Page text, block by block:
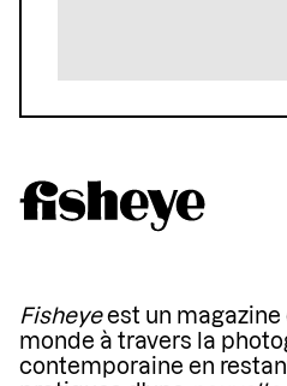
Fisheyeest un
monde à travers la
contemporaine en